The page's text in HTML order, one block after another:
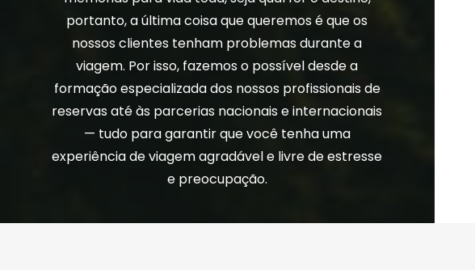
portanto, a última coisa que queremos é que os
nossos clientes tenham problemas durante a
viagem. Por isso, fazemos o possível desde a
formação especializada dos nossos profissionais de
reservas até às parcerias nacionais e internacionais
— tudo para garantir que você tenha uma
experiência de viagem agradável e livre de estresse
e preocupação.